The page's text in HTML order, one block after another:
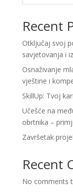
Recent
Otključaj svoj
savjetovanja i
Osnaživanje
vještine i
SkillUp: Tvoj
Učešće na
obrtnika –
Završetak
Recent
No comments